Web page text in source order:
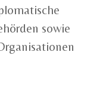
sowie